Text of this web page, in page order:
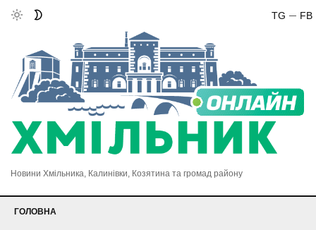
FB
TG
Новини Хмільника, Калинівки, Козятина та громад району
ГОЛОВНА